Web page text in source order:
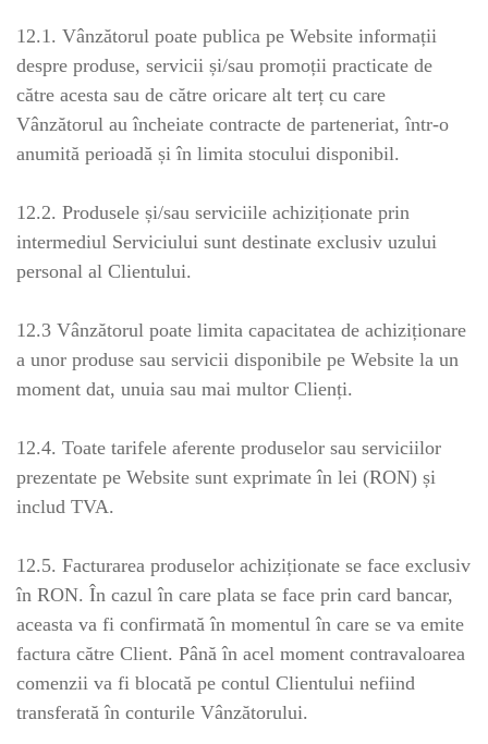
12.1. Vânzătorul poate publica pe Website informații
despre produse, servicii și/sau promoții practicate de
către acesta sau de către oricare alt terț cu care
Vânzătorul au încheiate contracte de parteneriat, într-o
anumită perioadă și în limita stocului disponibil.
12.2. Produsele și/sau serviciile achiziționate prin
intermediul Serviciului sunt destinate exclusiv uzului
personal al Clientului.
12.3 Vânzătorul poate limita capacitatea de achiziționare
a unor produse sau servicii disponibile pe Website la un
moment dat, unuia sau mai multor Clienți.
12.4. Toate tarifele aferente produselor sau serviciilor
prezentate pe Website sunt exprimate în lei (RON) și
includ TVA.
12.5. Facturarea produselor achiziționate se face exclusiv
în RON. În cazul în care plata se face prin card bancar,
aceasta va fi confirmată în momentul în care se va emite
factura către Client. Până în acel moment contravaloarea
comenzii va fi blocată pe contul Clientului nefiind
transferată în conturile Vânzătorului.